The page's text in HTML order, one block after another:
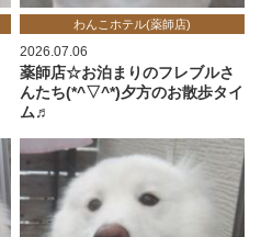
わんこホテル(薬師店)
2026.07.06
薬師店☆お泊まりのフレブルさ
んたち(*^▽^*)夕方のお散歩タイ
ム♬